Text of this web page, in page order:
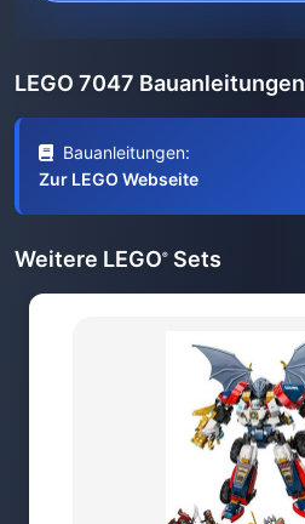
LEGO 7047 Bauanleitungen
Bauanleitungen:
Zur LEGO Webseite
Weitere LEGO® Sets